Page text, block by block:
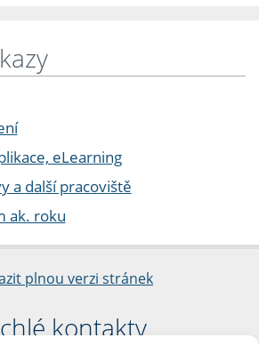
eLearning
a další pracoviště
ak. roku
plnou verzi stránek
kontakty